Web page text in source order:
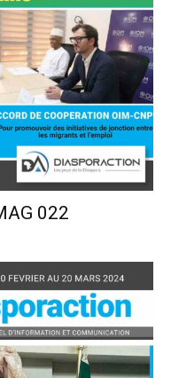
022